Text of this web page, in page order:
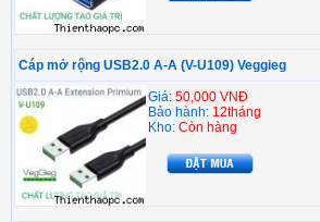
Cáp mở rộng USB2.0 A-A (V-U109) Veggieg
Giá: 50,000 VNĐ
Bảo hành: 12tháng
Kho: Còn hàng